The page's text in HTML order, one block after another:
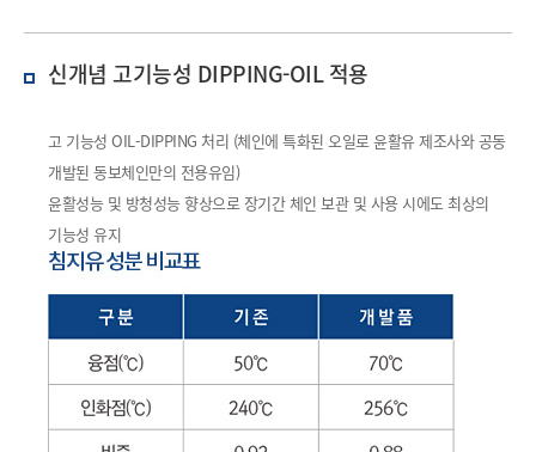
신개념 고기능성 DIPPING-OIL 적용
고 기능성 OIL-DIPPING 처리 (체인에 특화된 오일로 윤활유 제조사와 공동
개발된 동보체인만의 전용유임)
윤활성능 및 방청성능 향상으로 장기간 체인 보관 및 사용 시에도 최상의
기능성 유지